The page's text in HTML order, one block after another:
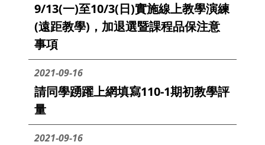
9/13(一)至10/3(日)實施線上教學演練
(遠距教學)，加退選暨課程品保注意
事項
2021-09-16
請同學踴躍上網填寫110-1期初教學評
量
2021-09-16